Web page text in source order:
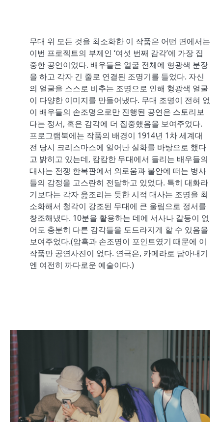
무대 위 모든 것을 최소화한 이 작품은 어떤 면에서는
이번 프로젝트의 부제인 ‘여섯 번째 감각’에 가장 집
중한 공연이었다. 배우들은 얼굴 전체에 형광색 분장
을 하고 각자 긴 줄로 연결된 조명기를 들었다. 자신
의 얼굴을 스스로 비추는 조명으로 인해 형광색 얼굴
이 다양한 이미지를 만들어냈다. 무대 조명이 전혀 없
이 배우들의 손조명으로만 진행된 공연은 스토리보
다는 정서, 혹은 감각에 더 집중했음을 보여주었다.
프로그램북에는 작품의 배경이 1914년 1차 세계대
전 당시 크리스마스에 일어난 실화를 바탕으로 했다
고 밝히고 있는데, 캄캄한 무대에서 들리는 배우들의
대사는 전쟁 한복판에서 외로움과 불안에 떠는 병사
들의 감정을 고스란히 전달하고 있었다. 특히 대화라
기보다는 각자 읊조리는 듯한 시적 대사는 조명을 최
소화해서 청각이 강조된 무대에 큰 울림으로 정서를
창조해냈다. 10분을 활용하는 데에 서사나 갈등이 없
어도 충분히 다른 감각들을 도드라지게 할 수 있음을
보여주었다.(암흑과 손조명이 포인트였기 때문에 이
작품만 공연사진이 없다. 연극은, 카메라로 담아내기
엔 여전히 까다로운 예술이다.)